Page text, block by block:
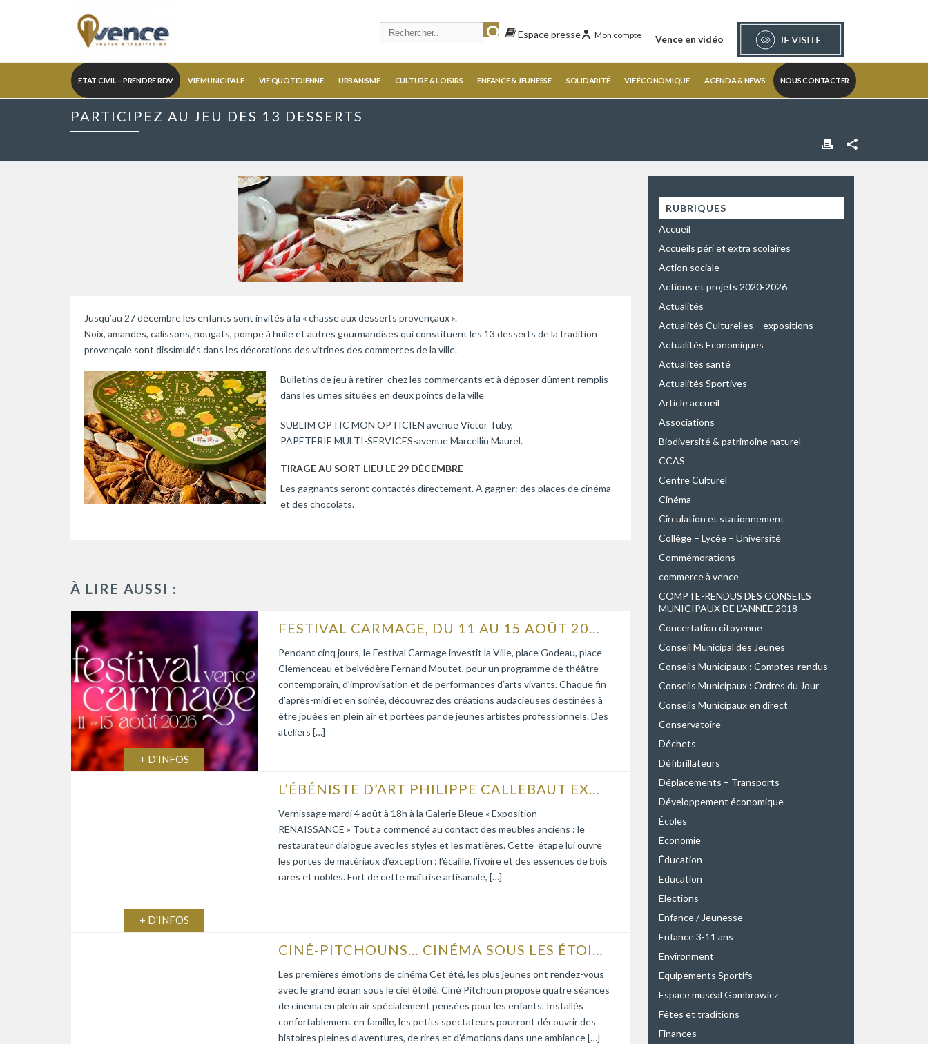
Vence en vidéo
Mon compte
Espace presse
ETAT CIVIL – PRENDRE RDV VIE MUNICIPALE VIE QUOTIDIENNE URBANISME CULTURE & LOISIRS ENFANCE & JEUNESSE SOLIDARITÉ VIE ÉCONOMIQUE AGENDA & NEWS NOUS CONTACTER
PARTICIPEZ AU JEU DES 13 DESSERTS
Jusqu’au 27 décembre les enfants sont invités à la « chasse aux desserts provençaux ».
Noix, amandes, calissons, nougats, pompe à huile et autres gourmandises qui constituent les 13 desserts de la tradition
provençale sont dissimulés dans les décorations des vitrines des commerces de la ville.
Bulletins de jeu à retirer chez les commerçants et à déposer dûment remplis
dans les urnes situées en deux points de la ville
SUBLIM OPTIC MON OPTICIEN avenue Victor Tuby,
PAPETERIE MULTI-SERVICES-avenue Marcellin Maurel.
TIRAGE AU SORT LIEU LE 29 DÉCEMBRE
Les gagnants seront contactés directement. A gagner: des places de cinéma
et des chocolats.
À LIRE AUSSI :
+ D'INFOS
FESTIVAL CARMAGE, DU 11 AU 15 AOÛT 2026
Pendant cinq jours, le Festival Carmage investit la Ville, place Godeau, place
Clemenceau et belvédère Fernand Moutet, pour un programme de théâtre
contemporain, d’improvisation et de performances d’arts vivants. Chaque fin
d’après-midi et en soirée, découvrez des créations audacieuses destinées à
être jouées en plein air et portées par de jeunes artistes professionnels. Des
ateliers […]
+ D'INFOS
L’ÉBÉNISTE D’ART PHILIPPE CALLEBAUT EXPOSE À LA GALERIE BLEUE
Vernissage mardi 4 août à 18h à la Galerie Bleue « Exposition
RENAISSANCE » Tout a commencé au contact des meubles anciens : le
restaurateur dialogue avec les styles et les matières. Cette étape lui ouvre
les portes de matériaux d’exception : l’écaille, l’ivoire et des essences de bois
rares et nobles. Fort de cette maîtrise artisanale, […]
Les premières émotions de cinéma Cet été, les plus jeunes ont rendez-vous
avec le grand écran sous le ciel étoilé. Ciné Pitchoun propose quatre séances
de cinéma en plein air spécialement pensées pour les enfants. Installés
confortablement en famille, les petits spectateurs pourront découvrir des
histoires pleines d’aventures, de rires et d’émotions dans une ambiance […]
RUBRIQUES
Accueil
Accueils péri et extra scolaires
Action sociale
Actions et projets 2020-2026
Actualités
Actualités Culturelles – expositions
Actualités Economiques
Actualités santé
Actualités Sportives
Article accueil
Associations
Biodiversité & patrimoine naturel
CCAS
Centre Culturel
Cinéma
Circulation et stationnement
Collège – Lycée – Université
Commémorations
commerce à vence
COMPTE-RENDUS DES CONSEILS
MUNICIPAUX DE L’ANNÉE 2018
Concertation citoyenne
Conseil Municipal des Jeunes
Conseils Municipaux : Comptes-rendus
Conseils Municipaux : Ordres du Jour
Conseils Municipaux en direct
Conservatoire
Déchets
Défibrillateurs
Déplacements – Transports
Développement économique
Écoles
Économie
Éducation
Education
Elections
Enfance / Jeunesse
Enfance 3-11 ans
Environment
Equipements Sportifs
Espace muséal Gombrowicz
Fêtes et traditions
Finances